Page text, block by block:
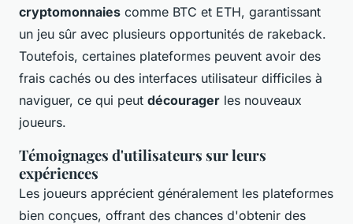
cryptomonnaies comme BTC et ETH, garantissant
un jeu sûr avec plusieurs opportunités de rakeback.
Toutefois, certaines plateformes peuvent avoir des
frais cachés ou des interfaces utilisateur difficiles à
naviguer, ce qui peut décourager les nouveaux
joueurs.
Témoignages d'utilisateurs sur leurs
expériences
Les joueurs apprécient généralement les plateformes
bien conçues, offrant des chances d'obtenir des